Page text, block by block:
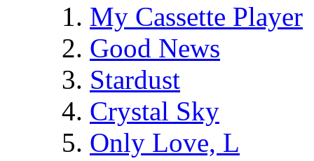
My Cassette Player
Good News
Stardust
Crystal Sky
Only Love, L